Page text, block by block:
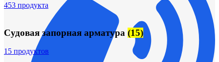
453 продукта
Судовая запорная арматура (15)
15 продуктов